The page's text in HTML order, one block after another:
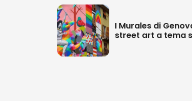
I Murales di
street art a tema